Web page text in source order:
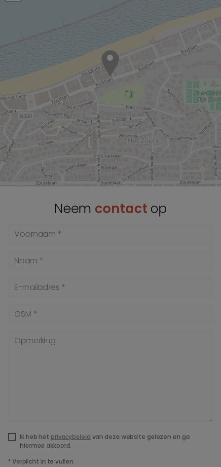
Neem contact op
Voornaam *
Naam *
E-mailadres *
GSM *
Opmerking
Ik heb het privacybeleid van deze website gelezen en ga
hiermee akkoord.
* Verplicht in te vullen